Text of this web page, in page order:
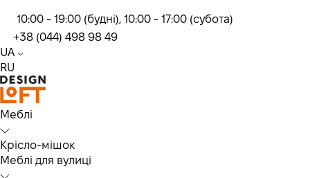
10:00 - 19:00 (будні), 10:00 - 17:00 (субота)
+38 (044) 498 98 49
UA
RU
Меблі
Крісло-мішок
Меблі для вулиці